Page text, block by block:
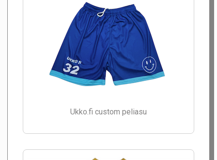
Ukko.fi custom peliasu